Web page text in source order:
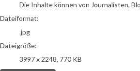
Die Inhalte können von Journalisten,
Dateiformat:
.jpg
Dateigröße:
3997 x 2248, 770 KB